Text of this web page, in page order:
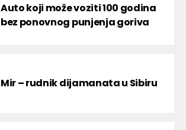
Auto koji može voziti 100 godina
bez ponovnog punjenja goriva
Mir – rudnik dijamanata u Sibiru